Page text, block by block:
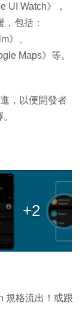
UI Watch》，
包括：
》、
Maps》等。
，以便開發者
+2
規格流出！或跟